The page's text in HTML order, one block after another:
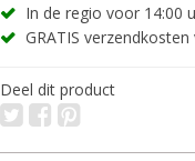
In de regio voor 14:00
GRATIS
Deel dit product